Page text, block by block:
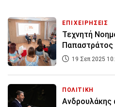
ΕΠΙΧΕΙΡΗΣΕΙΣ
Τεχνητή
19 Σεπ 2025
ΠΟΛΙΤΙΚΗ